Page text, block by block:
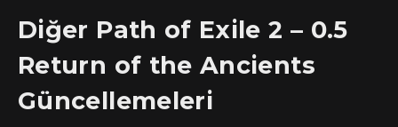
Diğer Path of Exile 2 – 0.5
Return of the Ancients
Güncellemeleri